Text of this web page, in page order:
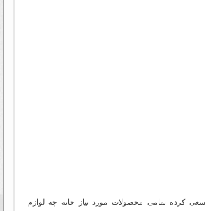
سعی کرده تمامی محصولات مورد نیاز خانه چه لوازم